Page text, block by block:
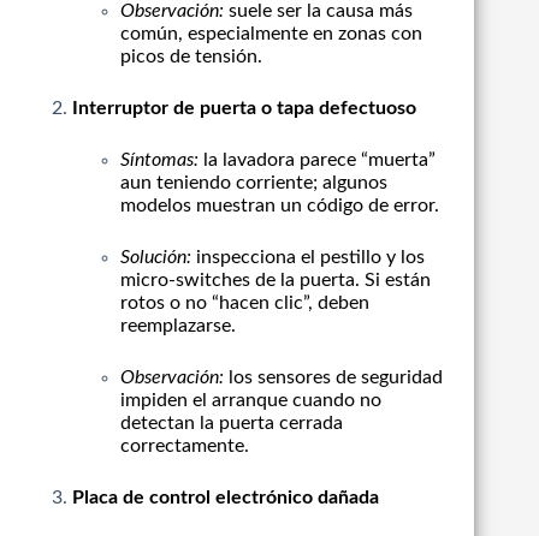
Observación: suele ser la causa más
común, especialmente en zonas con
picos de tensión.
Interruptor de puerta o tapa defectuoso
Síntomas: la lavadora parece “muerta”
aun teniendo corriente; algunos
modelos muestran un código de error.
Solución: inspecciona el pestillo y los
micro‑switches de la puerta. Si están
rotos o no “hacen clic”, deben
reemplazarse.
Observación: los sensores de seguridad
impiden el arranque cuando no
detectan la puerta cerrada
correctamente.
Placa de control electrónico dañada